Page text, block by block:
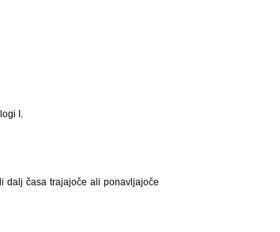
I.
dalj časa trajajoče ali ponavljajoče